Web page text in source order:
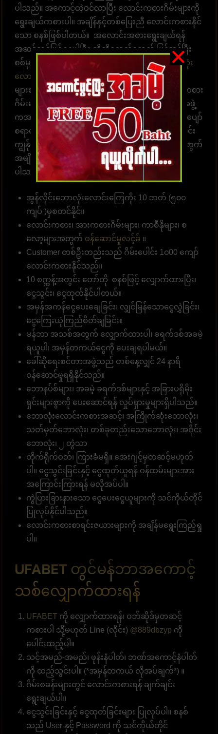
ပါသည်။ အကောင့်ထဲဝင်လာပြီး လောင်းကစားဂိမ်းများကို
ရွေးချယ်ကစားပါ။ အချိန်နှင့်တစ်ပြေးညီ လောင်းကစားနိုင်
သော စနစ်ဖြစ်ပါတယ်။ အလောင်းအစားရွေးချယ်ရန်
အဆင်သင့်ဖြစ်နေပါပြီ။ ထိထိရောက်ရောက် မြန်ဆန်ပြီး
စစ်မှန်သော ပေးချေမှုများ၊ နံပါတ် 1 တိုက်ရိုက်
ဘောလုံး
လောင်းကစားဝက်ဘ်ဆိုက်UFABET သည် လူအ
များ၏နှလုံးသားကို အနိုင်ယူသည်။ အွန်လိုင်းလောင်းကစား
ဂိမ်းများကို အချိန်မရွေးကစားရန် ဝန်ဆောင်မှုပေးတဲ့အဖွဲ့
ကအမြဲ စောင့်ဆိုင်းနေပါတယ်။ အွန်လောင်းကစားဂိမ်းပျော်
စရာတွင်ပါဝင်ဆင်နွဲပါ။ကျွန်ုပ်တို့သည် အောက်ပါအတိုင်း
ကျွန်ုပ်တို့၏ဝဘ်ဆိုဒ်မှာ ကစားရန် ဆုံးဖြတ်ရန် သင့်အတွက်
အမျိုးမျိုးသော အကျိုးကျေးဇူးများကို စုစည်းထား
ပါသည်။
အွန်လိုင်းဘောလုံးလောင်းကြေကိုး 10 ဘတ် (၅၀၀
ကျပ် )မှစတင်နိုင်။
လောင်းကစား၊ အားကစားဂိမ်းများ၊ ကာစီနိုများ၊ စ
လော့များအတွက် ဝန်ဆောင်မှုလင့်ခ် ။
Customer တစ်ဦးတည်းသည် ဂိမ်းပေါင်း 1၀00 ကျော်
လောင်းကစားနိုင်သည်။
10 စက္ကန့်အတွင်း တော်တို စနစ်ဖြင့် လျှောက်ထားပြီး၊
ငွေသွင်း၊ ငွေထုတ်နိုင်ပါတယ်။
အမှန်အကန်ငွေပေးချေခြင်း၊ လျှင်မြန်သောငွေလွှဲခြင်း၊
ငွေကြေးယုံကြည်စိတ်ချခြင်း။
မန်ဘာ အသစ်အတွက် လျှောက်ထားပါ၊ ခရက်ဒစ်အခမဲ့
ရယူပါ၊ အမှန်တကယ်ငွေကို ပေးချရပါမယ်။
ခေါ်ဆိုရေးစင်တာအဖွဲ့သည် တစ်နေ့လျှင် 24 နာရီ
ဝန်ဆောင်မှုရရှိနိုင်သည်။
ဘောနပ်စ်များ၊ အခမဲ့ ခရက်ဒစ်များနှင့် အခြားပရိုမိုး
ရှင်းများစွာကို ပေးဆောင်ရန် လှုပ်ရှားမှုများရှိပါသည်။
ဘောလုံးလောင်းကစားအဆင့်၊ အကြိုက်ဆုံးဘောလုံး၊
သတ်မှတ်ဘောလုံး၊ တစ်ခုတည်းသောဘောလုံး၊ အဝိုင်း
ဘောလုံး၊ ၂ တွဲသာ
တိုက်ရိုက်ဝဘ်၊ ကြားခံမရှိ။ အေးဂျင့်မှတဆင့်မဟုတ်
ပါ။ ငွေသွင်းခြင်းနှင့် ငွေထုတ်ယူရန် ဝန်ထမ်းများအား
အကြောင်းကြားရန် မလိုအပ်ပါ။
ကွဲပြားခြားနားသော ငွေပေးငွေယူများကို သင်ကိုယ်တိုင်
ပြုလုပ်နိုင်ပါသည်။
လောင်းကစားစာရင်းဇယားများကို အချိန်မရွေးကြည့်ရှု
ပါ။
UFABET တွင်မန်ဘာအကောင့်
သစ်လျှောက်ထားရန်
UFABET ကို လျှောက်ထားရန်၊ ဝဘ်ဆိုဒ်မှတဆင့်
ကစားပါ သို့မဟုတ် Line (လိုင်း) @889dbzyp ကို
ပေါင်းထည့်ပါ။
သင့်အမည်-အမည်၊ ဖုန်းနံပါတ်၊ ဘဏ်အကောင့်နံပါတ်
ကို ထည့်သွင်းပါ။ (*အမှန်တကယ် လိုအပ်ချက်*) ။
ဂိမ်းစခန်းများတွင် လောင်းကစားရန် ချက်ချင်း
ရွေးချယ်ပါ။
ငွေသွင်းခြင်းနှင့် ငွေထုတ်ခြင်းများ ပြုလုပ်ပါ။ စနစ်
သည် User နှင့် Password ကို သင်ကိုယ်တိုင်